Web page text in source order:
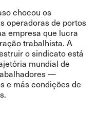
chocou os
operadoras de portos
empresa que lucra
trabalhista. A
o sindicato está
mundial de
—
e más condições de